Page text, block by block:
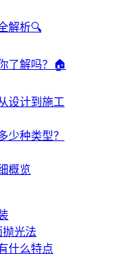
解析🔍
了解吗？🏠
设计到施工
少种类型？
概览
光法
什么特点